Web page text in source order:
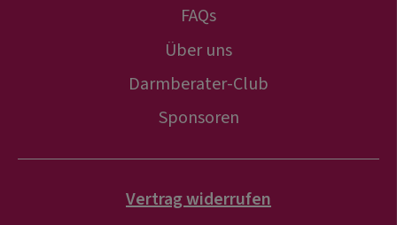
FAQs
Über uns
Darmberater-Club
Sponsoren
Vertrag widerrufen